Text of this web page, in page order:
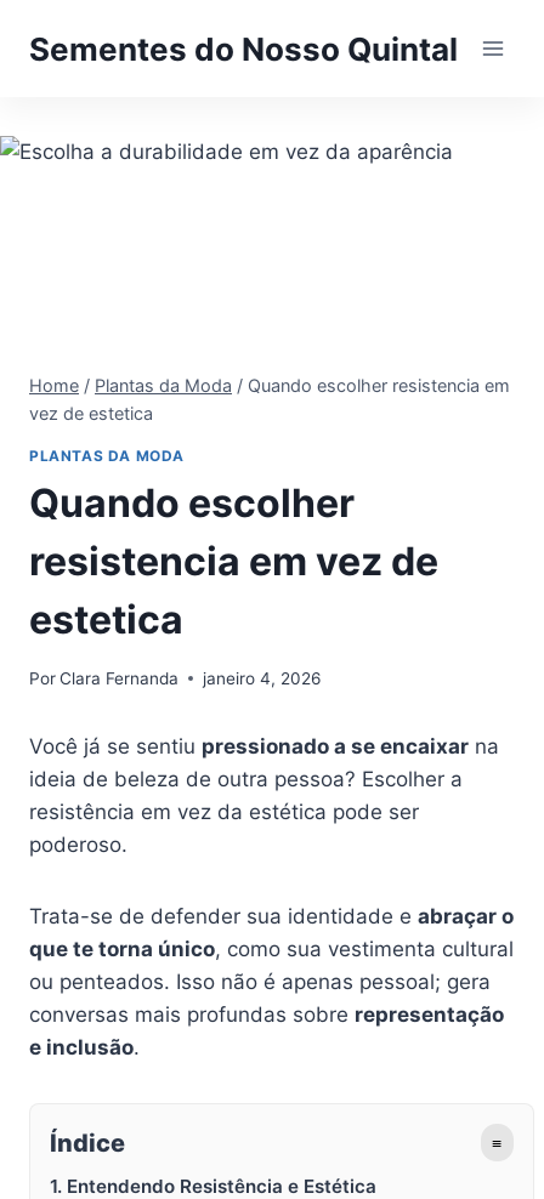
paraSementes do Nosso Quintal
Home / Plantas da Moda / Quando escolher resistencia em
vez de estetica
PLANTAS DA MODA
Quando escolher
resistencia em vez de
estetica
PorClara Fernanda janeiro 4, 2026
Você já se sentiu pressionado a se encaixar na
ideia de beleza de outra pessoa? Escolher a
resistência em vez da estética pode ser
poderoso.
Trata-se de defender sua identidade e abraçar o
que te torna único, como sua vestimenta cultural
ou penteados. Isso não é apenas pessoal; gera
conversas mais profundas sobre representação
e inclusão.
Índice ≡
1. Entendendo Resistência e Estética